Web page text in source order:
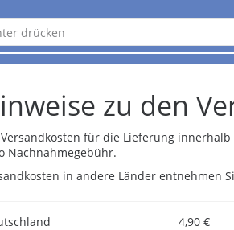
zu den
für die Lieferung
Nachnahmegebühr.
in andere Länder entnehmen
4,90 €